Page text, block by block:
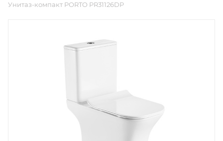
Унитаз-компакт PORTO PR31126DP